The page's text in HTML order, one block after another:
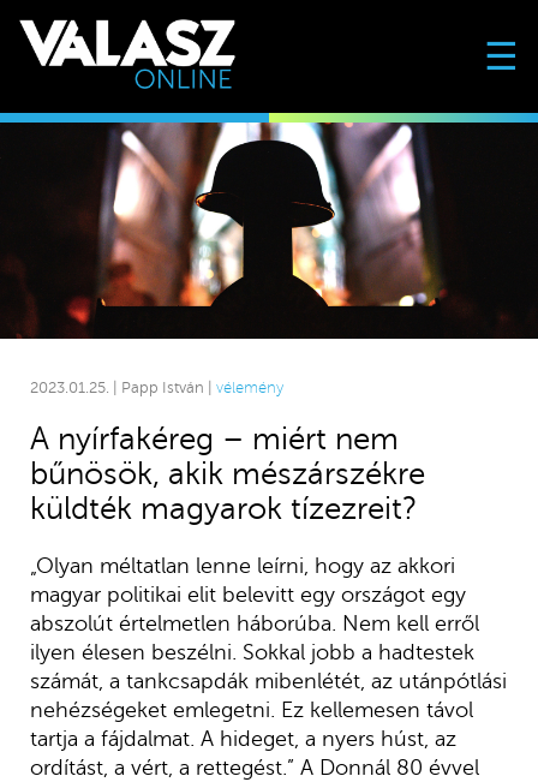
☰
2023.01.25. | Papp István | vélemény
A nyírfakéreg – miért nem
bűnösök, akik mészárszékre
küldték magyarok tízezreit?
„Olyan méltatlan lenne leírni, hogy az akkori
magyar politikai elit belevitt egy országot egy
abszolút értelmetlen háborúba. Nem kell erről
ilyen élesen beszélni. Sokkal jobb a hadtestek
számát, a tankcsapdák mibenlétét, az utánpótlási
nehézségeket emlegetni. Ez kellemesen távol
tartja a fájdalmat. A hideget, a nyers húst, az
ordítást, a vért, a rettegést.” A Donnál 80 évvel